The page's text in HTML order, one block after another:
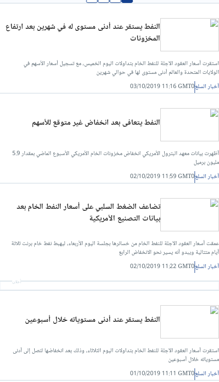
النفط يستقر عند أدنى مستوى له في شهرين بعد ارتفاع
المخزونات
استقرت أسعار العقود الآجلة للنفط الخام بتداولات اليوم الخميس، مع تسجيل أسعار الأسهم في
الولايات المتحدة والعالم أدنى مستوى لها في حوالي شهرين
أخبار السلع03/10/2019 11:16 GMT0
النفط يتعافى بعد انخفاض غير متوقع للأسهم
أظهرت بيانات معهد البترول الأمريكي انخفاض مخزونات الخام الأمريكي الأسبوع الماضي بمقدار 5.9
مليون برميل
أخبار السلع02/10/2019 11:59 GMT0
تضاعف الضغط السلبي على أسعار النفط الخام بعد
بيانات التصنيع الأمريكية
عمقت أسعار العقود الآجلة للنفط الخام من خسائرها بجلسة اليوم الأربعاء، ليهبط نفط خام برنت ثلاثة
أيام متتالية ويبدو أنه يسير نحو الانخفاض الرابع
أخبار السلع02/10/2019 11:22 GMT0
أعلان
النفط يستقر عند أدنى مستوياته خلال أسبوعين
استقرت أسعار العقود الآجلة للنفط الخام بتداولات اليوم الثلاثاء، وذلك بعد انخفاضها لتصل إلى أدنى
مستوياته خلال أسبوعين
أخبار السلع01/10/2019 11:11 GMT0